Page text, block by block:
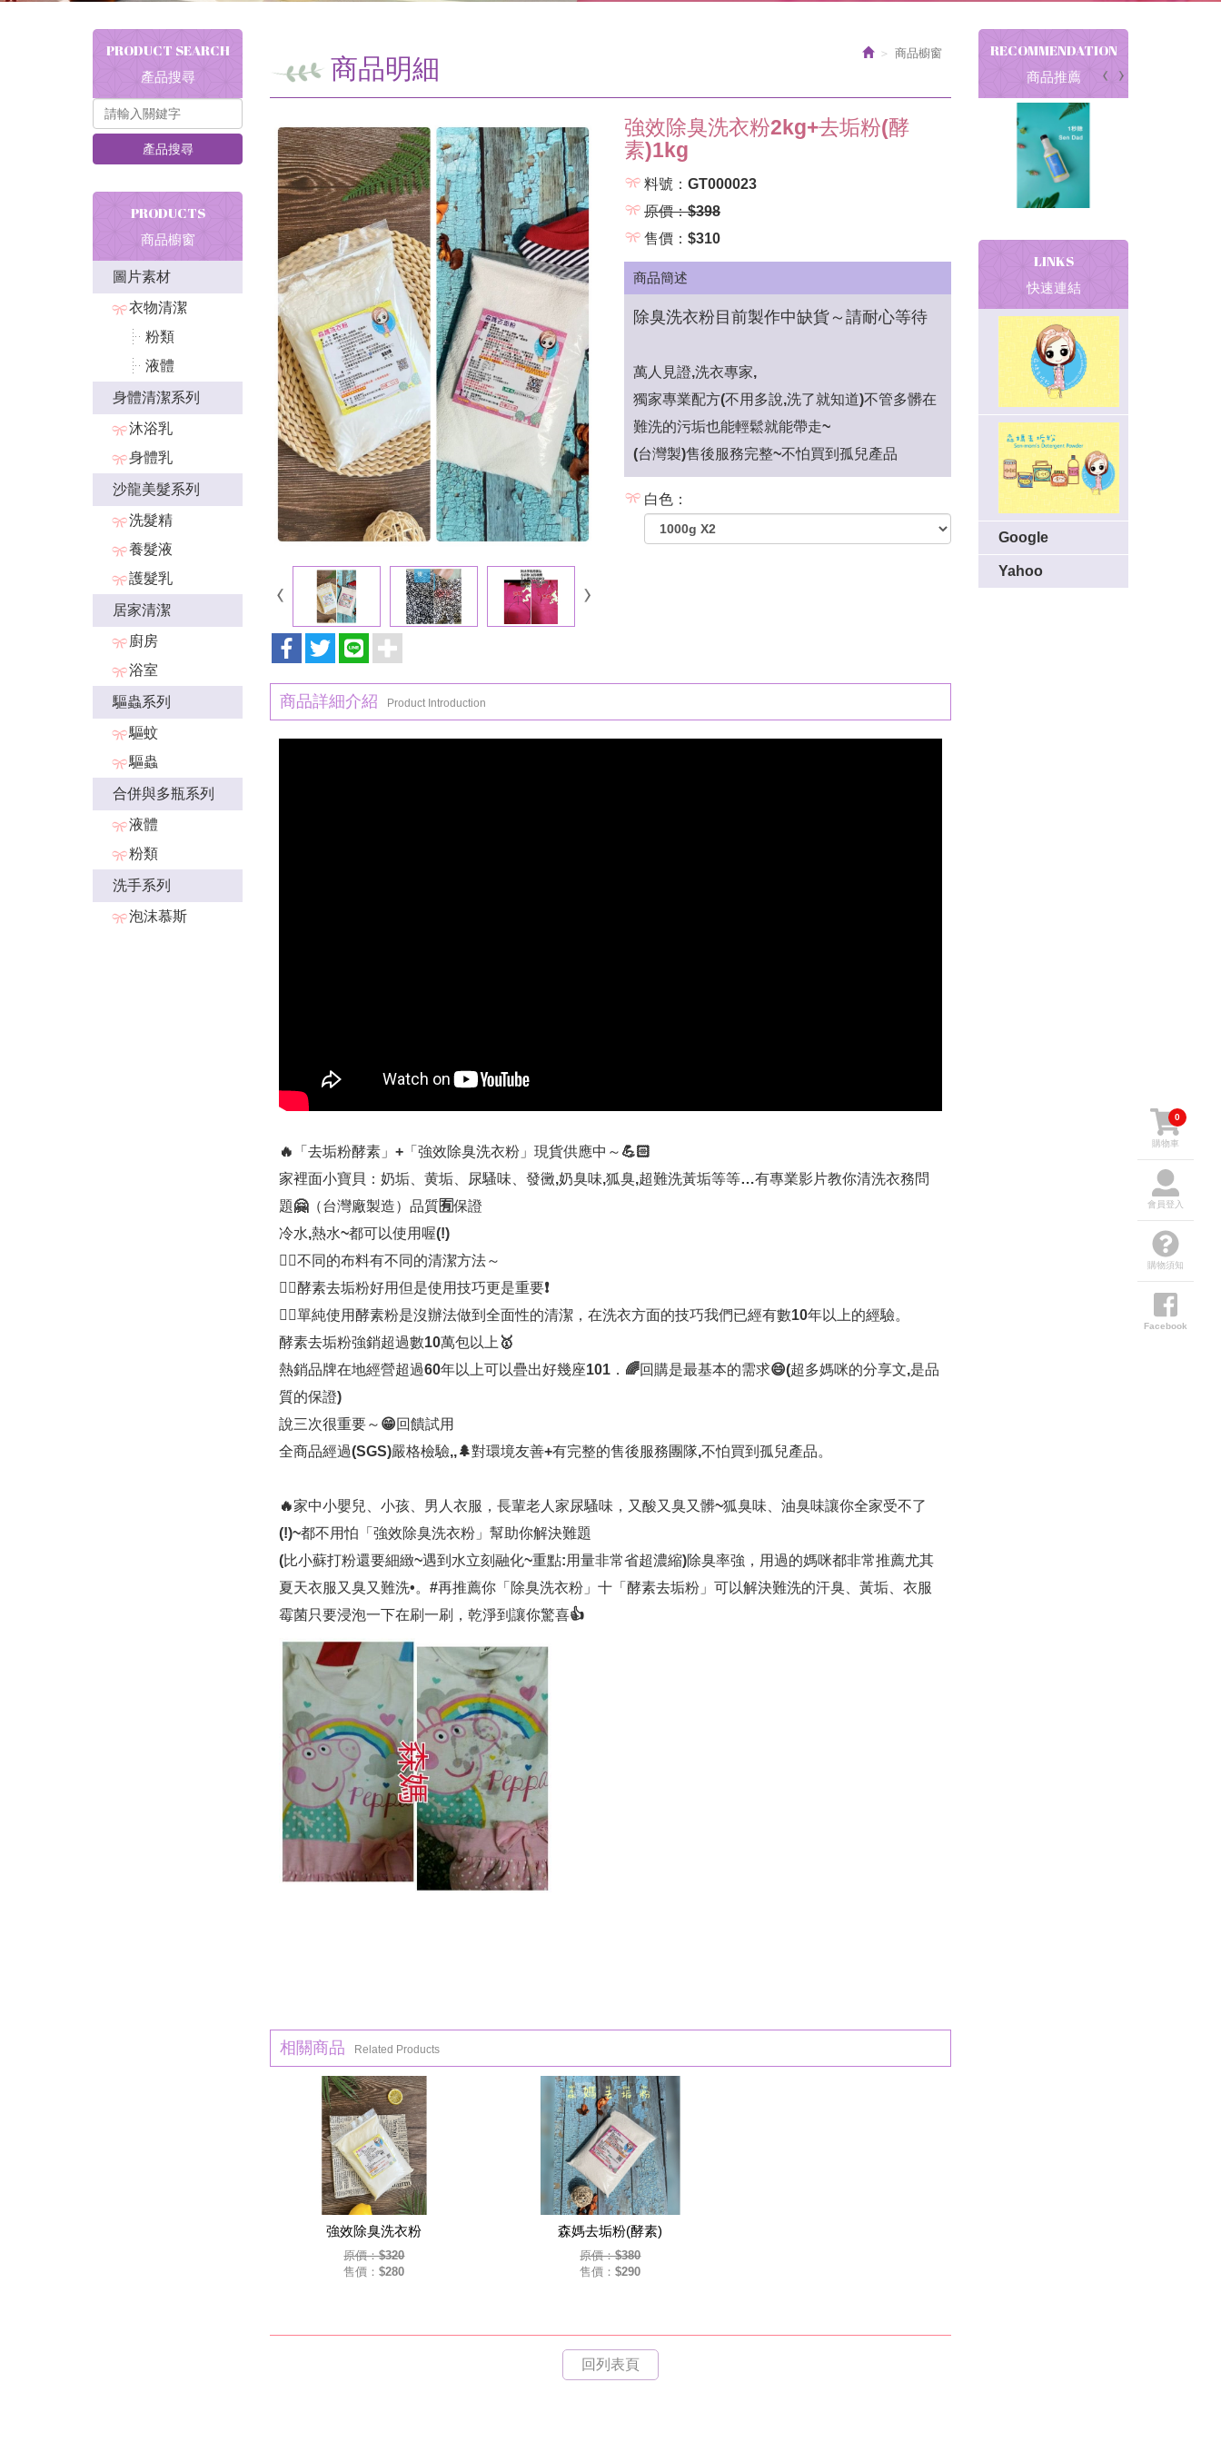
PRODUCT SEARCH
產品搜尋
產品搜尋
PRODUCTS
商品櫥窗
圖片素材
衣物清潔
粉類
液體
身體清潔系列
沐浴乳
身體乳
沙龍美髮系列
洗髮精
養髮液
護髮乳
居家清潔
廚房
浴室
驅蟲系列
驅蚊
驅蟲
合併與多瓶系列
液體
粉類
洗手系列
泡沫慕斯
商品櫥窗
商品明細
強效除臭洗衣粉2kg+去垢粉(酵
素)1kg
料號：GT000023
原價：$398
售價：$310
商品簡述
除臭洗衣粉目前製作中缺貨～請耐心等待
萬人見證,洗衣專家,
獨家專業配方(不用多說,洗了就知道)不管多髒在
難洗的污垢也能輕鬆就能帶走~
(台灣製)售後服務完整~不怕買到孤兒產品
白色：
商品詳細介紹 Product Introduction
🔥「去垢粉酵素」+「強效除臭洗衣粉」現貨供應中～💪🏻
家裡面小寶貝：奶垢、黄垢、尿騷味、發黴,奶臭味,狐臭,超難洗黃垢等等…有專業影片教你清洗衣務問
題🤗（台灣廠製造）品質🈶️保證
冷水,熱水~都可以使用喔(!)
👉🏻不同的布料有不同的清潔方法～
👉🏻酵素去垢粉好用但是使用技巧更是重要❗️
👉🏻單純使用酵素粉是沒辦法做到全面性的清潔，在洗衣方面的技巧我們已經有數10年以上的經驗。
酵素去垢粉強銷超過數10萬包以上🥇
熱銷品牌在地經營超過60年以上可以疊出好幾座101．🌈回購是最基本的需求😄(超多媽咪的分享文,是品
質的保證)
說三次很重要～😁回饋試用
全商品經過(SGS)嚴格檢驗,,🌲對環境友善+有完整的售後服務團隊,不怕買到孤兒產品。
🔥家中小嬰兒、小孩、男人衣服，長輩老人家尿騷味，又酸又臭又髒~狐臭味、油臭味讓你全家受不了
(!)~都不用怕「強效除臭洗衣粉」幫助你解決難題
(比小蘇打粉還要細緻~遇到水立刻融化~重點:用量非常省超濃縮)除臭率強，用過的媽咪都非常推薦尤其
夏天衣服又臭又難洗•。#再推薦你「除臭洗衣粉」十「酵素去垢粉」可以解決難洗的汗臭、黃垢、衣服
霉菌只要浸泡一下在刷一刷，乾淨到讓你驚喜👍
相關商品 Related Products
強效除臭洗衣粉
原價：$320
售價：$280
森媽去垢粉(酵素)
原價：$380
售價：$290
回列表頁
RECOMMENDATION
商品推薦
LINKS
快速連結
Google
Yahoo
購物車
0
會員登入
購物須知
Facebook